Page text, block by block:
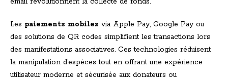
Les paiements mobiles via Apple Pay, Google Pay ou
des solutions de QR codes simplifient les transactions lors
des manifestations associatives. Ces technologies réduisent
la manipulation d’espèces tout en offrant une expérience
utilisateur moderne et sécurisée aux donateurs ou